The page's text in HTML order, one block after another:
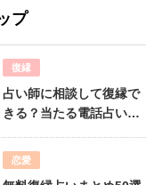
プ
復縁
占い師に相談して復縁で
きる？当たる電話占い先
恋愛